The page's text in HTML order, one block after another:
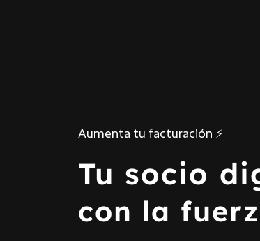
⭐⭐⭐⭐⭐ Relación a largo plazo
Tu socio
con la